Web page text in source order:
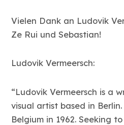
Vielen Dank an Ludovik
Ze Rui und Sebastian!
Ludovik Vermeersch:
“Ludovik Vermeersch is a
visual artist based in
Belgium in 1962. Seeking